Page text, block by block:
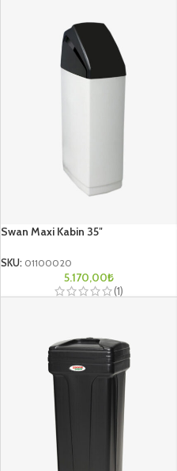
Swan Maxi Kabin 35″
SKU: 01100020
5.170,00₺
(1)